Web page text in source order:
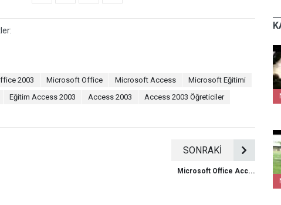
2003 Microsoft Office Microsoft Access
Microsoft Eğitimi
Eğitim Access 2003 Access 2003
Access 2003 Öğreticiler
SONRAKİ
Microsoft Office Acc...